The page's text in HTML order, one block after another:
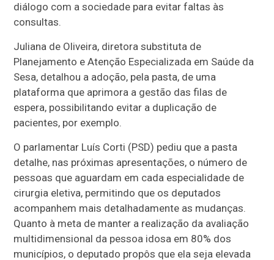
diálogo com a sociedade para evitar faltas às
consultas.
Juliana de Oliveira, diretora substituta de
Planejamento e Atenção Especializada em Saúde da
Sesa, detalhou a adoção, pela pasta, de uma
plataforma que aprimora a gestão das filas de
espera, possibilitando evitar a duplicação de
pacientes, por exemplo.
O parlamentar Luís Corti (PSD) pediu que a pasta
detalhe, nas próximas apresentações, o número de
pessoas que aguardam em cada especialidade de
cirurgia eletiva, permitindo que os deputados
acompanhem mais detalhadamente as mudanças.
Quanto à meta de manter a realização da avaliação
multidimensional da pessoa idosa em 80% dos
municípios, o deputado propôs que ela seja elevada